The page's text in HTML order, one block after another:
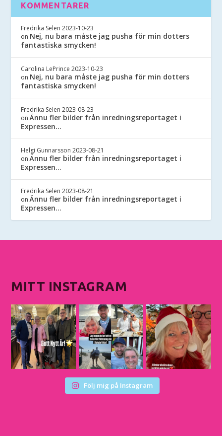
KOMMENTARER
Fredrika Selen 2023-10-23
on Nej, nu bara måste jag pusha för min dotters
fantastiska smycken!
Carolina LePrince 2023-10-23
on Nej, nu bara måste jag pusha för min dotters
fantastiska smycken!
Fredrika Selen 2023-08-23
onÄnnu fler bilder från inredningsreportaget i
Expressen…
Helgi Gunnarsson 2023-08-21
onÄnnu fler bilder från inredningsreportaget i
Expressen…
Fredrika Selen 2023-08-21
onÄnnu fler bilder från inredningsreportaget i
Expressen…
MITT INSTAGRAM
Följ mig på Instagram